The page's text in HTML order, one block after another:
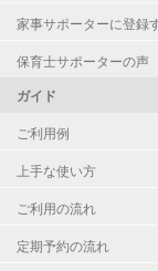
家事サポーターに登録
保育士サポーターの声
ガイド
ご利用例
上手な使い方
ご利用の流れ
定期予約の流れ